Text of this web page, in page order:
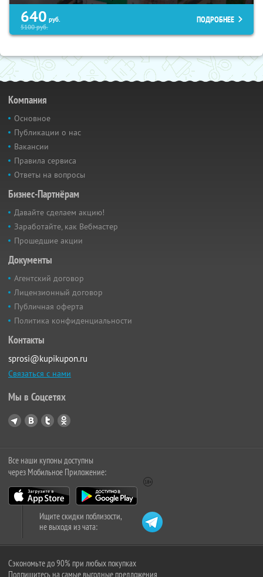
640 руб.
5100руб.
ПОДРОБНЕЕ
Компания
Основное
Публикации о нас
Вакансии
Правила сервиса
Ответы на вопросы
Бизнес-Партнёрам
Давайте сделаем акцию!
Заработайте, как Вебмастер
Прошедшие акции
Документы
Агентский договор
Лицензионный договор
Публичная оферта
Политика конфиденциальности
Контакты
sprosi@kupikupon.ru
Связаться с нами
Мы в Соцсетях
Все наши купоны доступны
через Мобильное Приложение:
Ищите скидки поблизости,
не выходя из чата:
Сэкономьте до 90% при любых покупках
Подпишитесь на самые выгодные предложения